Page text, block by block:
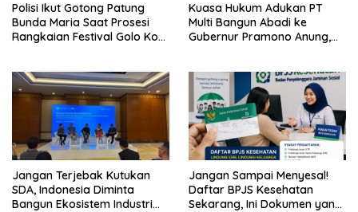
Polisi Ikut Gotong Patung
Bunda Maria Saat Prosesi
Rangkaian Festival Golo Koe
Kuasa Hukum Adukan PT
Multi Bangun Abadi ke
Gubernur Pramono Anung,
Jangan Terjebak Kutukan
SDA, Indonesia Diminta
Bangun Ekosistem Industri
Jangan Sampai Menyesal!
Daftar BPJS Kesehatan
Sekarang, Ini Dokumen yang